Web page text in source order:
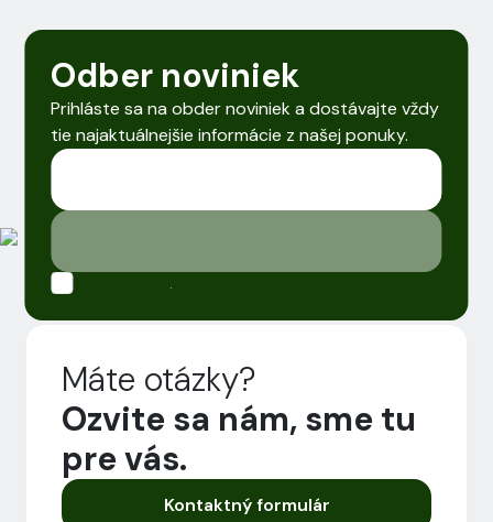
Odber noviniek
Prihláste sa na obder noviniek a dostávajte vždy
tie najaktuálnejšie informácie z našej ponuky.
.
Máte otázky?
Ozvite sa nám, sme tu
pre vás.
Kontaktný formulár